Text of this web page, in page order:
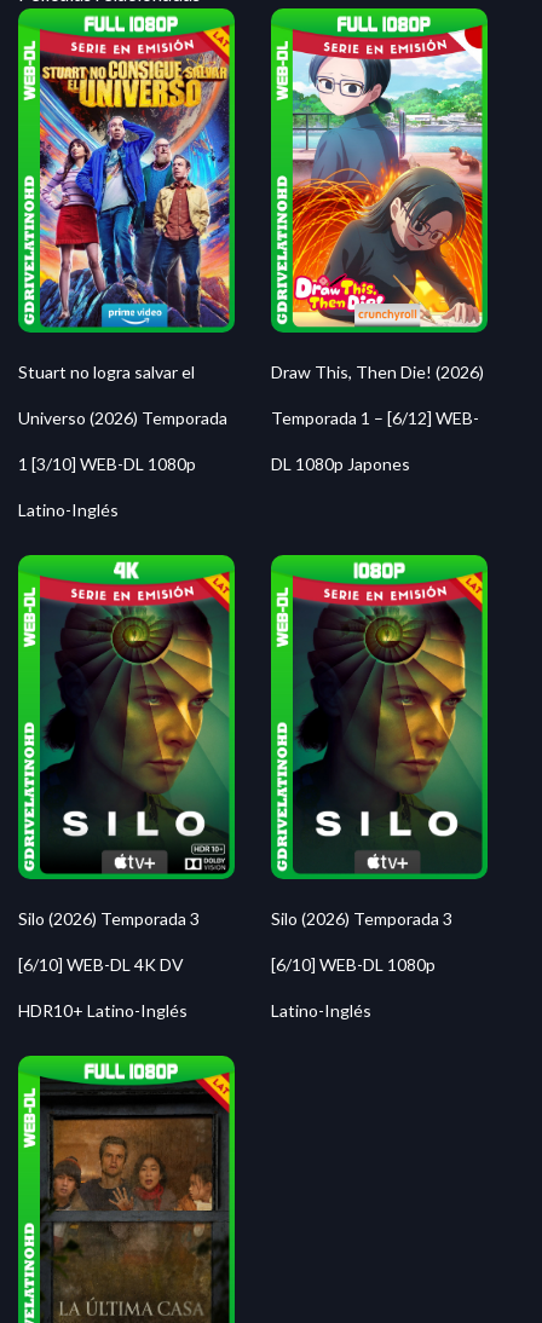
Stuart no logra salvar el
Universo (2026) Temporada
1 [3/10] WEB-DL 1080p
Latino-Inglés
Draw This, Then Die! (2026)
Temporada 1 – [6/12] WEB-
DL 1080p Japones
Silo (2026) Temporada 3
[6/10] WEB-DL 4K DV
HDR10+ Latino-Inglés
Silo (2026) Temporada 3
[6/10] WEB-DL 1080p
Latino-Inglés